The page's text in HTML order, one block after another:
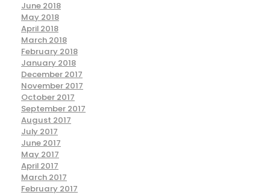
June 2018
May 2018
April 2018
March 2018
February 2018
January 2018
December 2017
November 2017
October 2017
September 2017
August 2017
July 2017
June 2017
May 2017
April 2017
March 2017
February 2017